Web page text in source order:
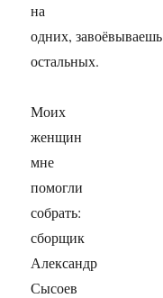
на
одних, завоёвываешь
остальных.
Моих
женщин
мне
помогли
собрать:
сборщик
Александр
Сысоев